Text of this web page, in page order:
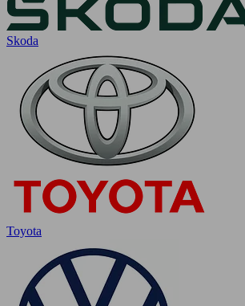
Skoda
Toyota